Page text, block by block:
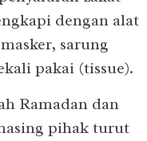
dengan alat
sarung
pakai (tissue).
Ramadan dan
pihak turut